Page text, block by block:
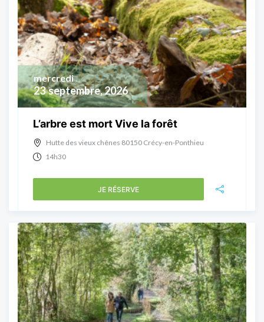
23 septembre, 2026
mercredi
L’arbre est mort Vive la forêt
Hutte des vieux chênes 80150 Crécy-en-Ponthieu
14h30
JE RÉSERVE